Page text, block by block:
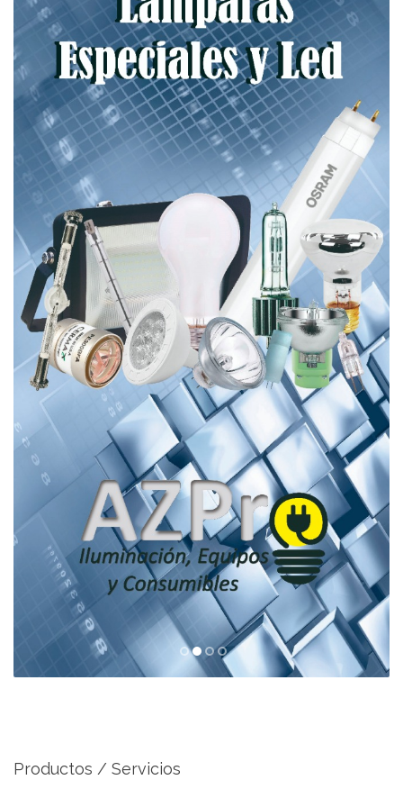
Productos / Servicios